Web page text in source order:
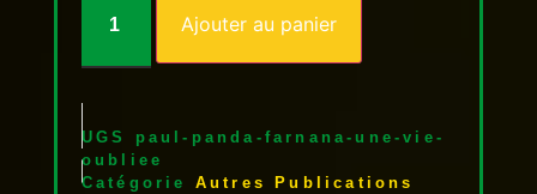
Ajouter au panier
UGS paul-panda-farnana-une-vie-
oubliee
Catégorie
Autres Publications